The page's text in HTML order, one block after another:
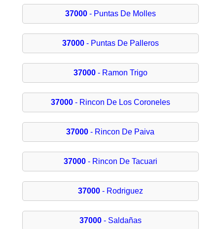
37000- Puntas De Molles
37000- Puntas De Palleros
37000- Ramon Trigo
37000- Rincon De Los Coroneles
37000 - Rincon De Paiva
37000- Rincon De Tacuari
37000- Rodriguez
37000- Saldañas